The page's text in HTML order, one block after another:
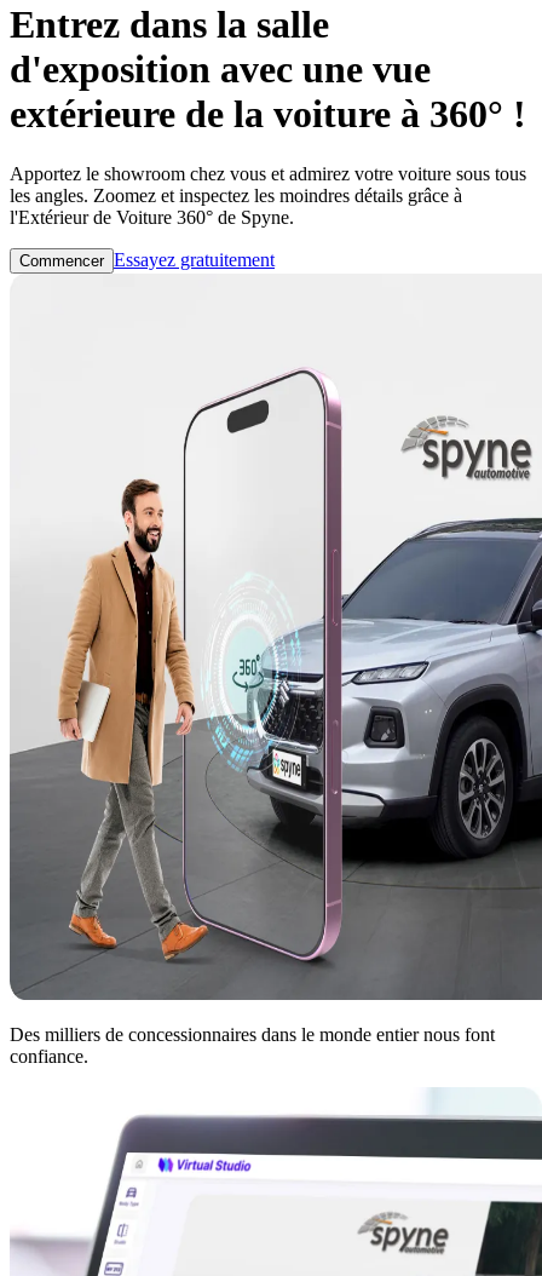
Entrez dans la salle
d'exposition avec une vue
extérieure de la voiture à 360° !
Apportez le showroom chez vous et admirez votre voiture sous tous
les angles. Zoomez et inspectez les moindres détails grâce à
l'Extérieur de Voiture 360° de Spyne.
Commencer Essayez gratuitement
Des milliers de concessionnaires dans le monde entier nous font
confiance.